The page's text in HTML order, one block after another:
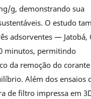
g, demonstrando sua
O estudo
adsorventes — Jatobá,
minutos, permitindo
da remoção do corante
Além dos ensaios
de filtro impressa em